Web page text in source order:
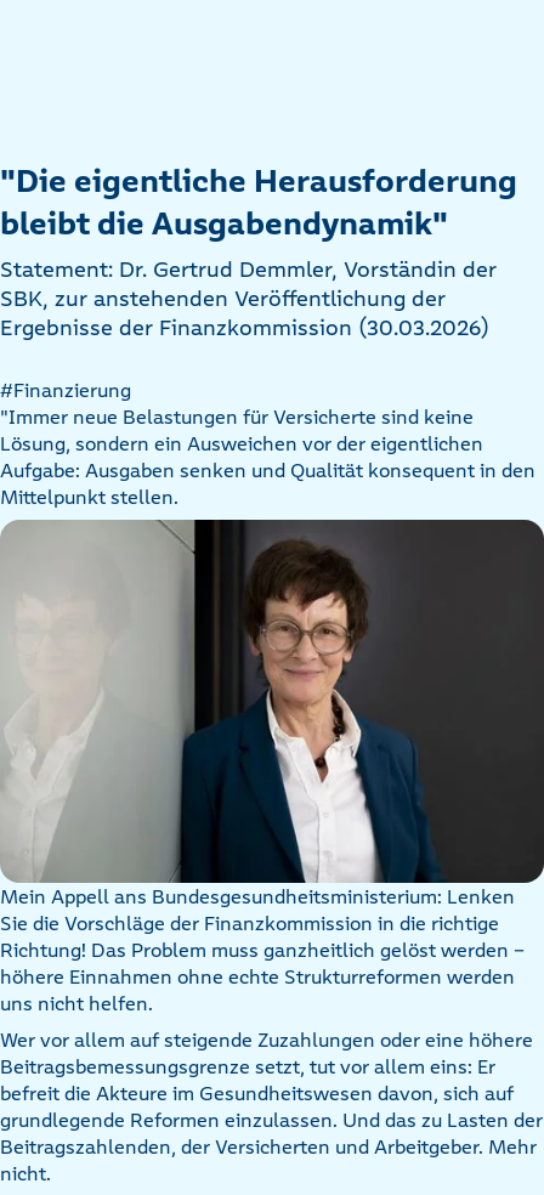
"Die eigentliche Herausforderung
bleibt die Ausgabendynamik"
Statement: Dr. Gertrud Demmler, Vorständin der
SBK, zur anstehenden Veröffentlichung der
Ergebnisse der Finanzkommission (30.03.2026)
#Finanzierung
"Immer neue Belastungen für Versicherte sind keine
Lösung, sondern ein Ausweichen vor der eigentlichen
Aufgabe: Ausgaben senken und Qualität konsequent in den
Mittelpunkt stellen.
Mein Appell ans Bundesgesundheitsministerium: Lenken
Sie die Vorschläge der Finanzkommission in die richtige
Richtung! Das Problem muss ganzheitlich gelöst werden -
höhere Einnahmen ohne echte Strukturreformen werden
uns nicht helfen.
Wer vor allem auf steigende Zuzahlungen oder eine höhere
Beitragsbemessungsgrenze setzt, tut vor allem eins: Er
befreit die Akteure im Gesundheitswesen davon, sich auf
grundlegende Reformen einzulassen. Und das zu Lasten der
Beitragszahlenden, der Versicherten und Arbeitgeber. Mehr
nicht.